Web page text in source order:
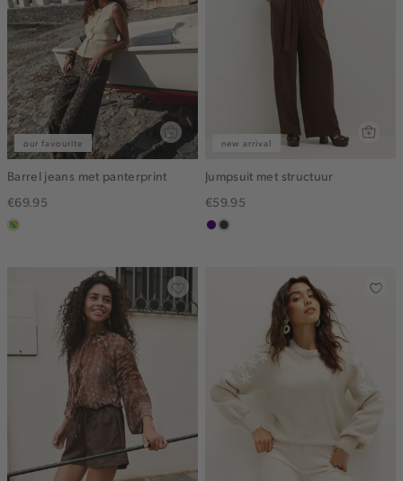
our favourite
Barrel jeans met panterprint
€69.95
meerkleurig
new arrival
Jumpsuit met structuur
€59.95
indigochoco